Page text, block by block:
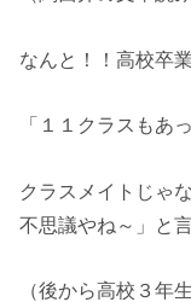
なんと！！高校卒
「１１クラスもあ
クラスメイトじゃ
不思議やね～」と
（後から高校３年